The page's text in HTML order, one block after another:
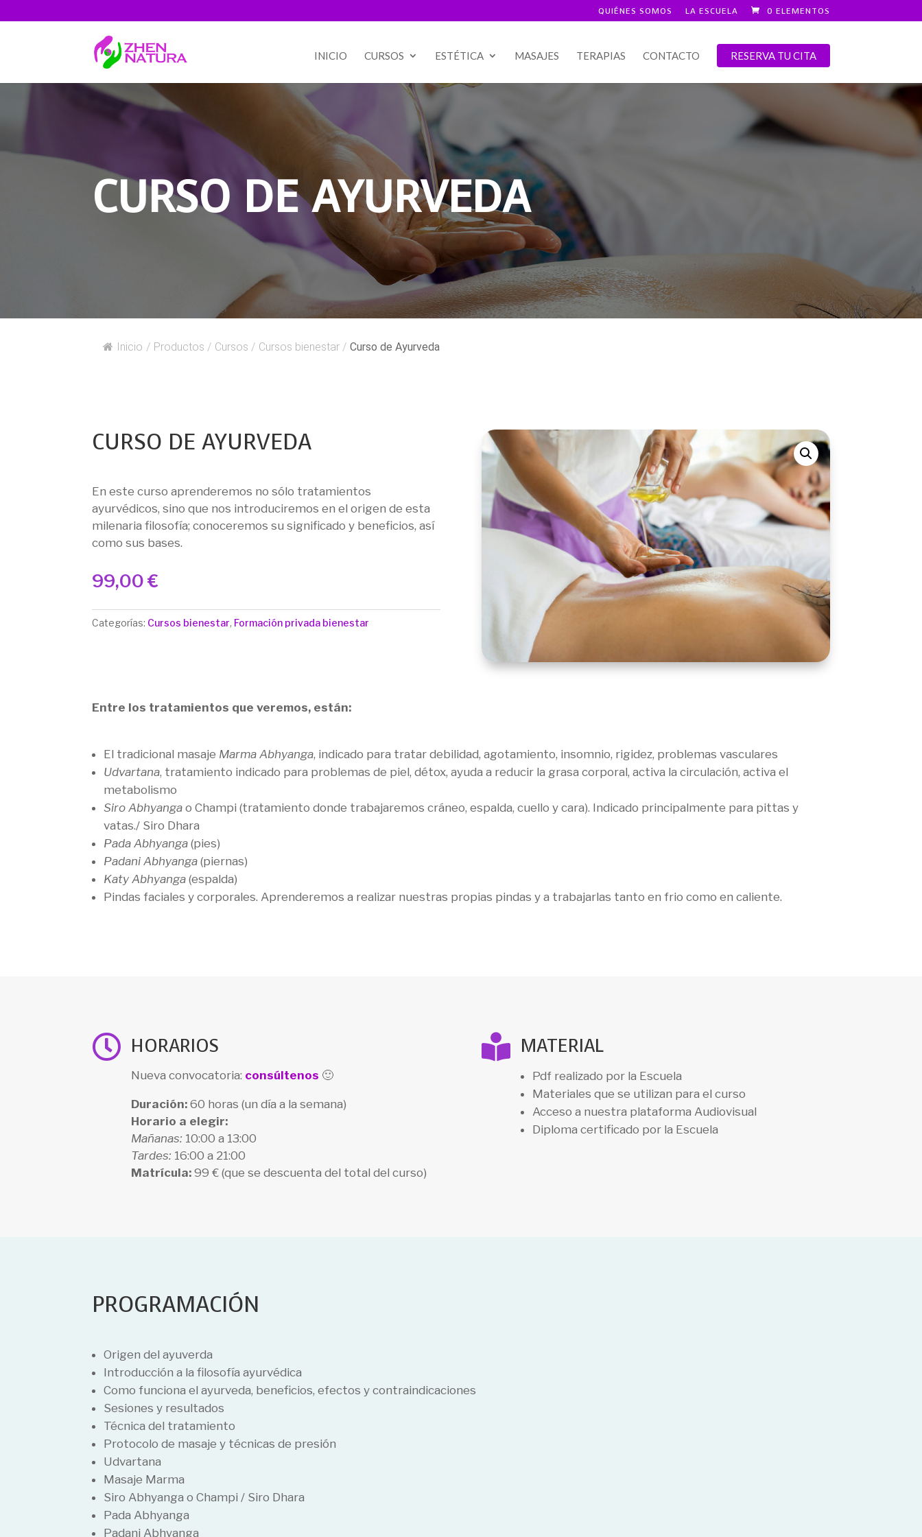
QUIÉNES SOMOS LA ESCUELA 0 ELEMENTOS
INICIO CURSOS ESTÉTICA MASAJES TERAPIAS CONTACTO RESERVA TU CITA
CURSO DE AYURVEDA
Inicio / Productos / Cursos / Cursos bienestar / Curso de Ayurveda
CURSO DE AYURVEDA
En este curso aprenderemos no sólo tratamientos
ayurvédicos, sino que nos introduciremos en el origen de esta
milenaria filosofía; conoceremos su significado y beneficios, así
como sus bases.
99,00€
Categorías: Cursos bienestar, Formación privada bienestar
Entre los tratamientos que veremos, están:
El tradicional masaje Marma Abhyanga, indicado para tratar debilidad, agotamiento, insomnio, rigidez, problemas vasculares
Udvartana, tratamiento indicado para problemas de piel, détox, ayuda a reducir la grasa corporal, activa la circulación, activa el
metabolismo
Siro Abhyanga o Champi (tratamiento donde trabajaremos cráneo, espalda, cuello y cara). Indicado principalmente para pittas y
vatas./ Siro Dhara
Pada Abhyanga (pies)
Padani Abhyanga (piernas)
Katy Abhyanga (espalda)
Pindas faciales y corporales. Aprenderemos a realizar nuestras propias pindas y a trabajarlas tanto en frio como en caliente.
 HORARIOS
Nueva convocatoria: consúltenos 🙂
Duración: 60 horas (un día a la semana)
Horario a elegir:
Mañanas: 10:00 a 13:00
Tardes: 16:00 a 21:00
Matrícula: 99 € (que se descuenta del total del curso)
 MATERIAL
Pdf realizado por la Escuela
Materiales que se utilizan para el curso
Acceso a nuestra plataforma Audiovisual
Diploma certificado por la Escuela
PROGRAMACIÓN
Origen del ayuverda
Introducción a la filosofía ayurvédica
Como funciona el ayurveda, beneficios, efectos y contraindicaciones
Sesiones y resultados
Técnica del tratamiento
Protocolo de masaje y técnicas de presión
Udvartana
Masaje Marma
Siro Abhyanga o Champi / Siro Dhara
Pada Abhyanga
Padani Abhyanga